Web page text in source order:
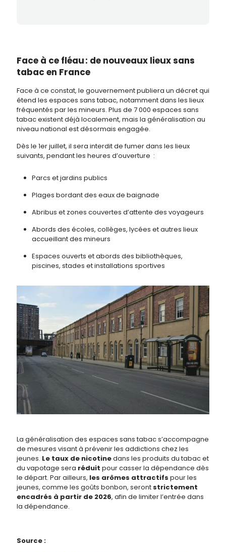
Face à ce fléau : de nouveaux lieux sans
tabac en France
Face à ce constat, le gouvernement publiera un décret qui
étend les espaces sans tabac, notamment dans les lieux
fréquentés par les mineurs. Plus de 7 000 espaces sans
tabac existent déjà localement, mais la généralisation au
niveau national est désormais engagée.
Dès le 1er juillet, il sera interdit de fumer dans les lieux
suivants, pendant les heures d’ouverture :
Parcs et jardins publics
Plages bordant des eaux de baignade
Abribus et zones couvertes d’attente des voyageurs
Abords des écoles, collèges, lycées et autres lieux
accueillant des mineurs
Espaces ouverts et abords des bibliothèques,
piscines, stades et installations sportives
La généralisation des espaces sans tabac s’accompagne
de mesures visant à prévenir les addictions chez les
jeunes. Le taux de nicotinedans les produits du tabac et
du vapotage sera réduit pour casser la dépendance dès
le départ. Par ailleurs, les arômes attractifs pour les
jeunes, comme les goûts bonbon, seront strictement
encadrés à partir de 2026, afin de limiter l’entrée dans
la dépendance.
Source :